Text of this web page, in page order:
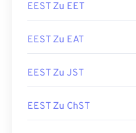
EEST Zu EET
EEST Zu EAT
EEST Zu JST
EEST Zu ChST